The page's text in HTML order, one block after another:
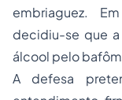
embriaguez.
decidiu-se que
álcool pelo
A defesa